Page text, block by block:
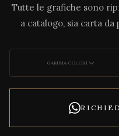
Tutte le grafiche sono
a catalogo, sia carta
GAMMA COLORI